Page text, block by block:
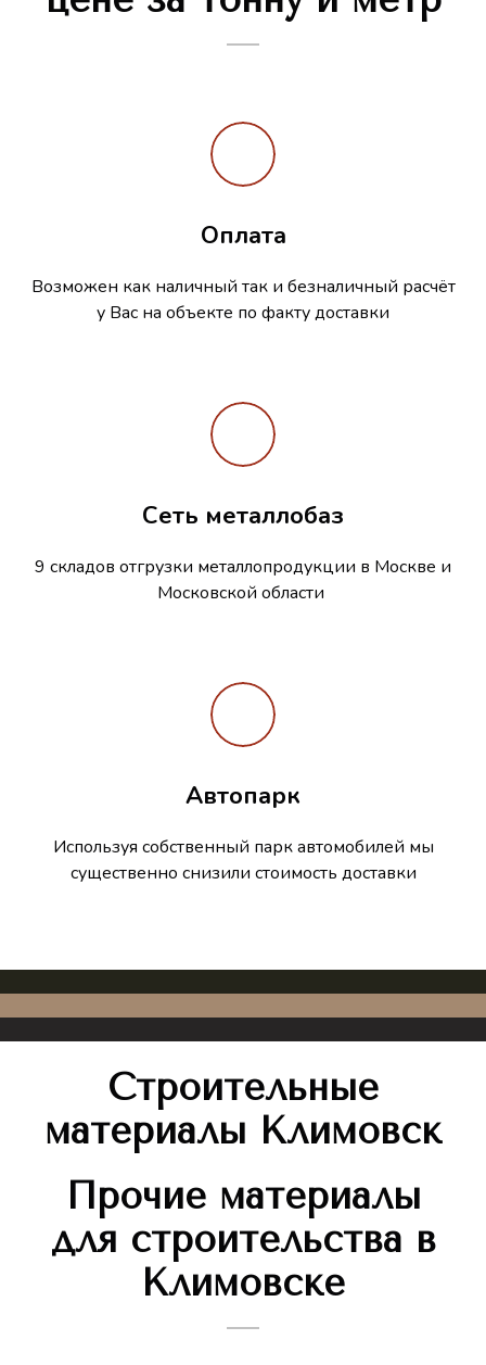
Оплата
Возможен как наличный так и безналичный расчёт
у Вас на объекте по факту доставки
Сеть металлобаз
9 складов отгрузки металлопродукции в Москве и
Московской области
Автопарк
Используя собственный парк автомобилей мы
существенно снизили стоимость доставки
Строительные
материалы Климовск
Прочие материалы
для строительства в
Климовске